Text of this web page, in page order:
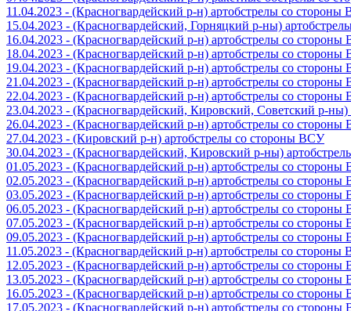
11.04.2023 - (Красногвардейский р-н) артобстрелы со стороны
15.04.2023 - (Красногвардейский, Горняцкий р-ны)
16.04.2023 - (Красногвардейский р-н) артобстрелы со
18.04.2023 - (Красногвардейский р-н) артобстрелы со
19.04.2023 - (Красногвардейский р-н) артобстрелы со
21.04.2023 - (Красногвардейский р-н) артобстрелы со
22.04.2023 - (Красногвардейский р-н) артобстрелы со
23.04.2023 - (Красногвардейский, Кировский, Советский р-
26.04.2023 - (Красногвардейский р-н) артобстрелы со
27.04.2023 - (Кировский р-н) артобстрелы со стороны ВСУ
30.04.2023 - (Красногвардейский, Кировский р-ны)
01.05.2023 - (Красногвардейский р-н) артобстрелы со
02.05.2023 - (Красногвардейский р-н) артобстрелы со
03.05.2023 - (Красногвардейский р-н) артобстрелы со
06.05.2023 - (Красногвардейский р-н) артобстрелы со
07.05.2023 - (Красногвардейский р-н) артобстрелы со
09.05.2023 - (Красногвардейский р-н) артобстрелы со
11.05.2023 - (Красногвардейский р-н) артобстрелы со стороны
12.05.2023 - (Красногвардейский р-н) артобстрелы со
13.05.2023 - (Красногвардейский р-н) артобстрелы со
16.05.2023 - (Красногвардейский р-н) артобстрелы со
17.05.2023 - (Красногвардейский р-н) артобстрелы со